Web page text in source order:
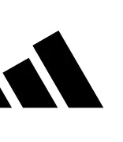
content